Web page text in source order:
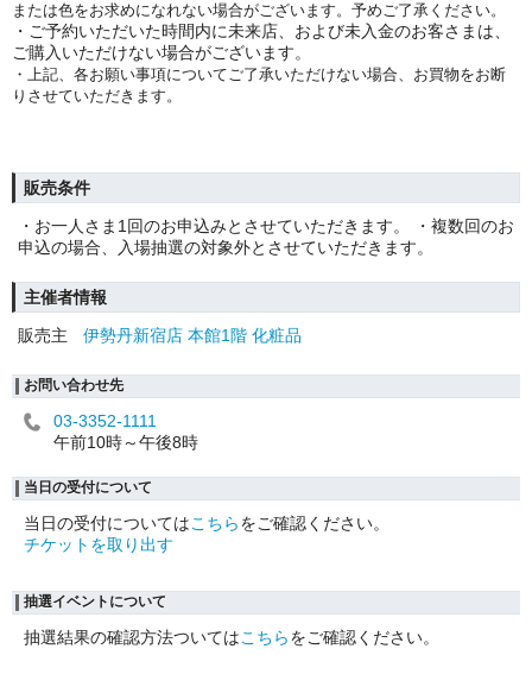
または色をお求めになれない場合がございます。予めご了承ください。
・ご予約いただいた時間内に未来店、および未入金のお客さまは、
ご購入いただけない場合がございます。
・上記、各お願い事項についてご了承いただけない場合、お買物をお断
りさせていただきます。
販売条件
・お一人さま1回のお申込みとさせていただきます。 ・複数回のお
申込の場合、入場抽選の対象外とさせていただきます。
主催者情報
販売主
伊勢丹新宿店 本館1階 化粧品
お問い合わせ先
03-3352-1111
午前10時～午後8時
当日の受付について
当日の受付についてはこちらをご確認ください。
チケットを取り出す
抽選イベントについて
抽選結果の確認方法ついてはこちらをご確認ください。